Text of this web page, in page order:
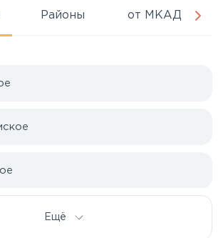
Районы от МКАД
Ещё